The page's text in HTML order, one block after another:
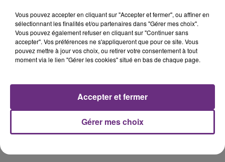
Fever Dream La Traversee
15h26
15h26 15h23
15h23
Vous pouvez accepter en cliquant sur "Accepter et fermer", ou affiner en
sélectionnant les finalités et/ou partenaires dans "Gérer mes choix".
Vous pouvez également refuser en cliquant sur "Continuer sans
accepter". Vos préférences ne s'appliqueront que pour ce site. Vous
pouvez mettre à jour vos choix, ou retirer votre consentement à tout
moment via le lien "Gérer les cookies" situé en bas de chaque page.
Gérer mes choix
Accepter et fermer